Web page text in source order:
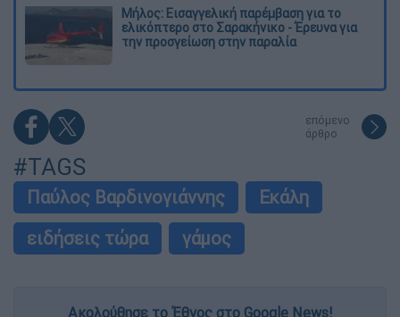
Μήλος: Εισαγγελική παρέμβαση για το
ελικόπτερο στο Σαρακήνικο - Έρευνα για
την προσγείωση στην παραλία
επόμενο
άρθρο
#TAGS
Παύλος Βαρδινογιάννης
Εκάλη
ειδήσεις τώρα
γάμος
Ακολούθησε το Έθνος στο Google News!